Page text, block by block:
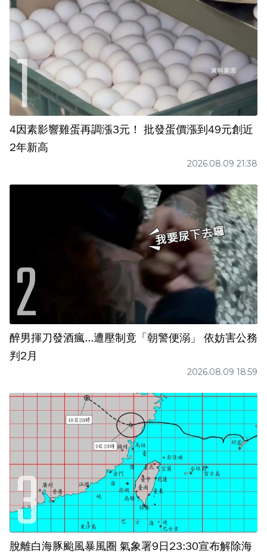
4因素影響雞蛋再調漲3元！ 批發蛋價漲到49元創近
2年新高
2026.08.09 21:38
醉男揮刀發酒瘋...遭壓制竟「朝警便溺」 依妨害公務
判2月
2026.08.09 18:59
脫離白海豚颱風暴風圈 氣象署9日23:30宣布解除海